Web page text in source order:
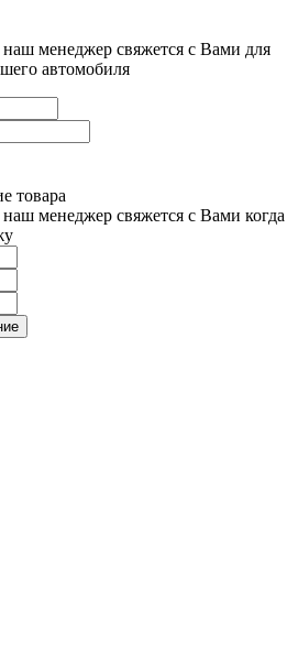
менеджер свяжется с Вами для
автомобиля
товара
менеджер свяжется с Вами когда